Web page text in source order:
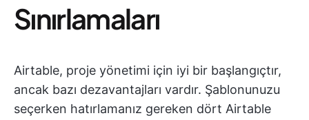
Sınırlamaları
Airtable, proje yönetimi için iyi bir başlangıçtır,
ancak bazı dezavantajları vardır. Şablonunuzu
seçerken hatırlamanız gereken dört Airtable